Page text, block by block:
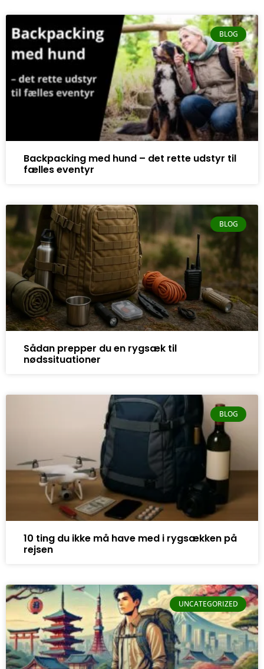
BLOG
Backpacking med hund – det rette udstyr til
fælles eventyr
BLOG
Sådan prepper du en rygsæk til
nødssituationer
BLOG
10 ting du ikke må have med i rygsækken på
rejsen
UNCATEGORIZED